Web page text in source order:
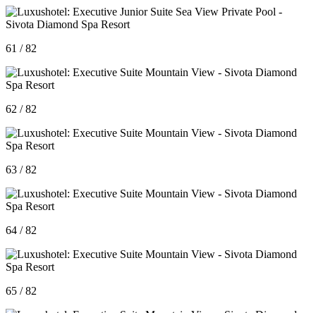
61 / 82
62 / 82
63 / 82
64 / 82
65 / 82